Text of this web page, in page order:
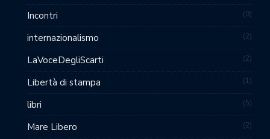
Incontri 9
internazionalismo 2
LaVoceDegliScarti 2
Libertà di stampa 1
libri 5
Mare Libero 2